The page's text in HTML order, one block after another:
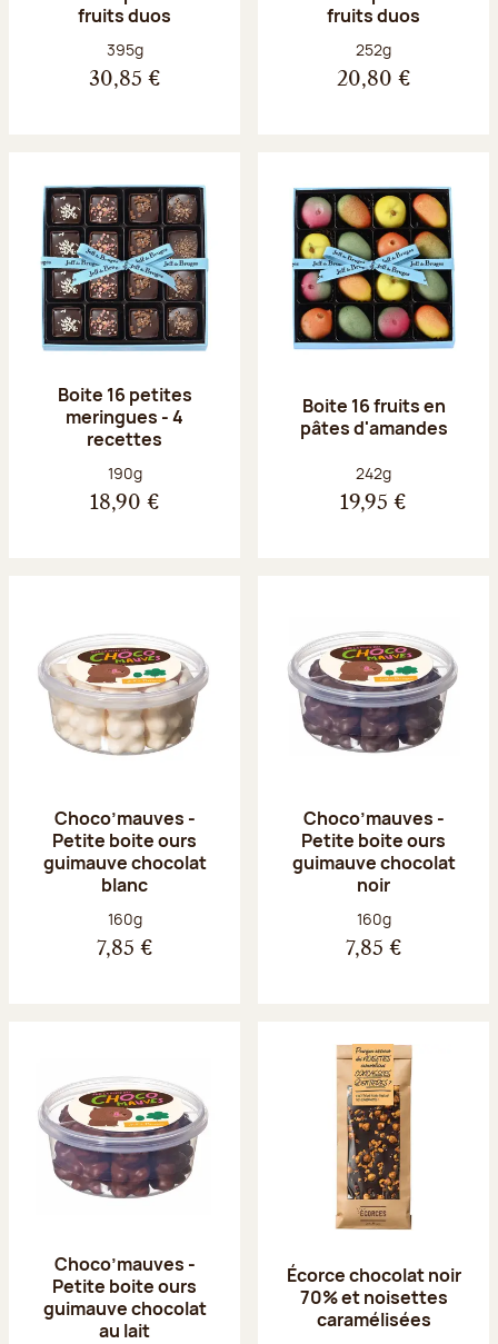
fruits duos
Poids net :
395g
30,85 €
fruits duos
Poids net :
252g
20,80 €
Boite 16 petites
meringues - 4
recettes
Poids net :
190g
18,90 €
Boite 16 fruits en
pâtes d'amandes
Poids net :
242g
19,95 €
Choco’mauves -
Petite boite ours
guimauve chocolat
blanc
Poids net :
160g
7,85 €
Choco’mauves -
Petite boite ours
guimauve chocolat
noir
Poids net :
160g
7,85 €
Choco’mauves -
Petite boite ours
guimauve chocolat
au lait
Écorce chocolat noir
70% et noisettes
caramélisées